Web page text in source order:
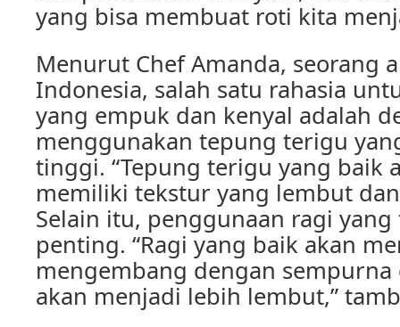
yang bisa membuat roti kita
Menurut Chef Amanda, seorang
Indonesia, salah satu rahasia
yang empuk dan kenyal adalah
menggunakan tepung terigu
tinggi. “Tepung terigu yang baik
memiliki tekstur yang lembut
Selain itu, penggunaan ragi
penting. “Ragi yang baik akan
mengembang dengan
akan menjadi lebih lembut,”